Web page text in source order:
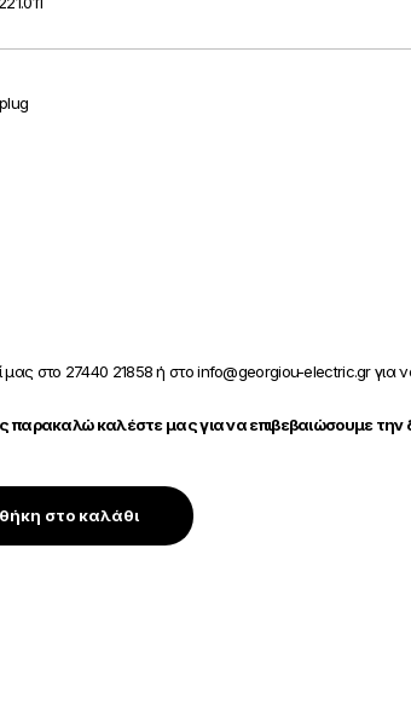
μας στο 27440 21858 ή στο info@georgiou-electric.gr για
παρακαλώ καλέστε μας για να επιβεβαιώσουμε την
στο καλάθι